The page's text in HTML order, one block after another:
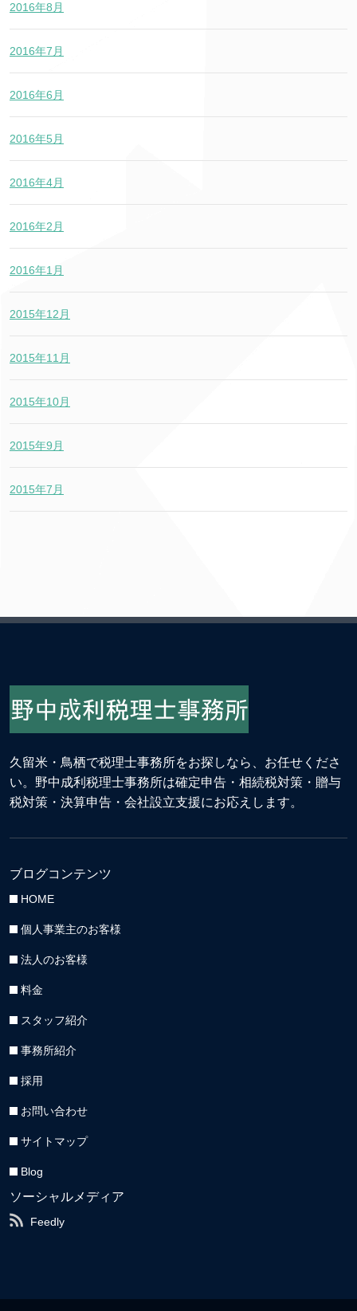
2016年8月
2016年7月
2016年6月
2016年5月
2016年4月
2016年2月
2016年1月
2015年12月
2015年11月
2015年10月
2015年9月
2015年7月
久留米・鳥栖で税理士事務所をお探しなら、お任せくださ
い。野中成利税理士事務所は確定申告・相続税対策・贈与
税対策・決算申告・会社設立支援にお応えします。
ブログコンテンツ
HOME
個人事業主のお客様
法人のお客様
料金
スタッフ紹介
事務所紹介
採用
お問い合わせ
サイトマップ
Blog
ソーシャルメディア
Feedly